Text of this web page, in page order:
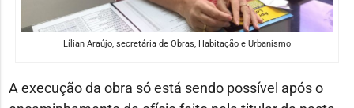
Lílian Araújo, secretária de Obras, Habitação e Urbanismo
A execução da obra só está sendo possível após o